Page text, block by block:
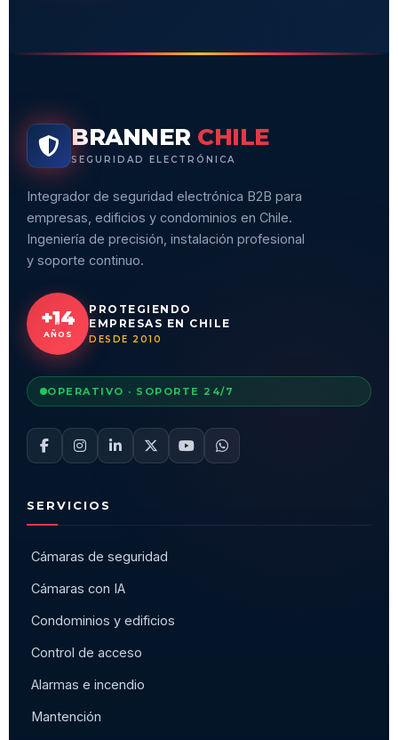
BRANNER CHILE
SEGURIDAD ELECTRÓNICA
Integrador de seguridad electrónica B2B para
empresas, edificios y condominios en Chile.
Ingeniería de precisión, instalación profesional
y soporte continuo.
+14
AÑOS
PROTEGIENDO
EMPRESAS EN CHILE
DESDE 2010
OPERATIVO · SOPORTE 24/7
SERVICIOS
Cámaras de seguridad
Cámaras con IA
Condominios y edificios
Control de acceso
Alarmas e incendio
Mantención